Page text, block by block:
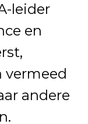
leider
en
vermeed
andere